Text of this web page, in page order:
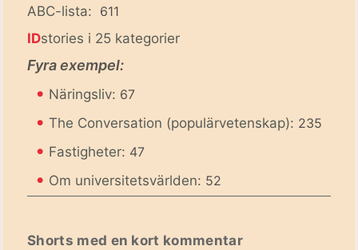
ABC-lista: 611
IDstories i 25 kategorier
Fyra exempel:
• Näringsliv: 67
• The Conversation (populärvetenskap): 235
• Fastigheter: 47
• Om universitetsvärlden: 52
Shorts med en kort kommentar